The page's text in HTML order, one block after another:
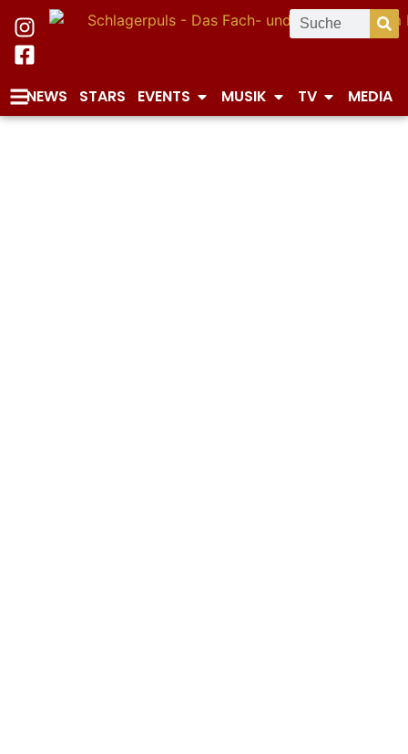
NEWS STARS EVENTS MUSIK TV MEDIA